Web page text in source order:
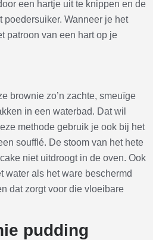
een hartje uit te knippen en de
poedersuiker. Wanneer je het
patroon van een hart op je
brownie zo’n zachte, smeuïge
in een waterbad. Dat wil
methode gebruik je ook bij het
soufflé. De stoom van het hete
niet uitdroogt in de oven. Ook
water als het ware beschermd
dat zorgt voor die vloeibare
pudding